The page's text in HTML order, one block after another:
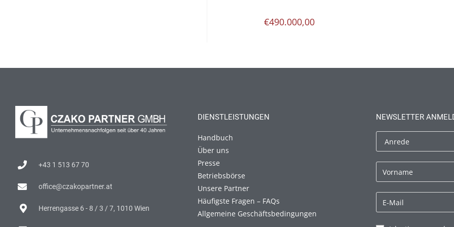
€490.000,00
+43 1 513 67 70
office@czakopartner.at
Herrengasse 6 - 8 / 3 / 7, 1010 Wien
DIENSTLEISTUNGEN
Handbuch
Über uns
Presse
Betriebsbörse
Unsere Partner
Häufigste Fragen – FAQs
Allgemeine Geschäftsbedingungen
NEWSLETTER